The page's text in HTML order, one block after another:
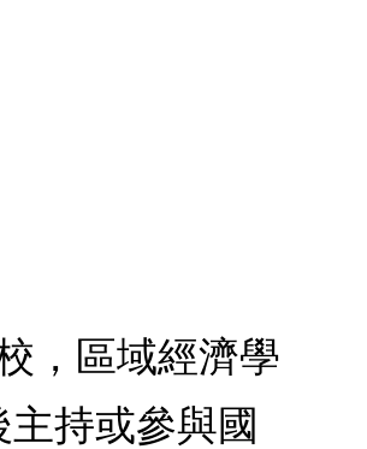
，區域經濟學
持或參與國